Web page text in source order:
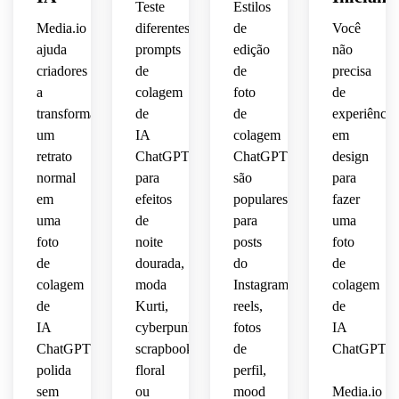
rasgado,
adesiva,
adesivos
florais
pedaços
de
caderno
envelhecido
e um
detalhe
cartão
de
música
ousado
e
blocos
de
alto
contraste
queimado,
vermelho
composição
surreal,
texturas
ultra
detalhadas,
contraste,
composição
artística,
detalhado
detalhado
cílios
Ela
usa
cobrindo
o
contraste,
Fujifilm
X-
T5
23mm,
aberração
cromática
sutil
para
nostálgica
Media.io
ajuda
criadores
a
transformar
um
retrato
normal
em
uma
foto
de
colagem
de
IA
ChatGPT
polida
sem
Teste
diferentes
prompts
de
colagem
de
IA
ChatGPT
para
efeitos
de
noite
dourada,
moda
Kurti,
cyberpunk,
scrapbook,
floral
ou
Estilos
de
edição
de
foto
de
colagem
ChatGPT
são
populares
para
posts
do
Instagram,
reels,
fotos
de
perfil,
mood
Você
não
precisa
de
experiência
em
design
para
fazer
uma
foto
de
colagem
de
IA
ChatGPT.
Media.io